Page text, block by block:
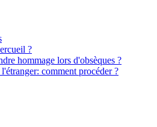
?
hommage lors d'obsèques ?
comment procéder ?